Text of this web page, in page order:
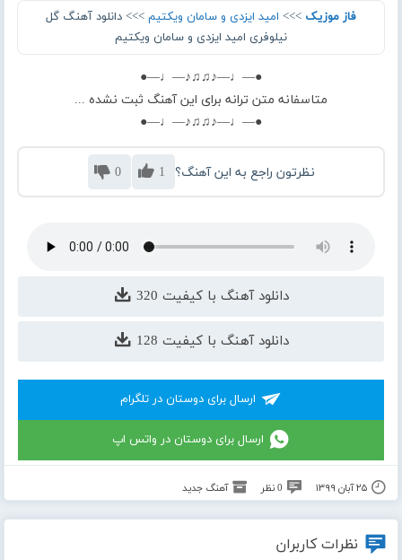
فاز موزیک >>> امید ایزدی و سامان ویکتیم >>> دانلود آهنگ گل
نیلوفری امید ایزدی و سامان ویکتیم
●—♩—♪♫♫♪—♩—●
متاسفانه متن ترانه برای این آهنگ ثبت نشده ...
●—♩—♪♫♫♪—♩—●
نظرتون راجع به این آهنگ؟ 1
0
دانلود آهنگ با کیفیت 320
دانلود آهنگ با کیفیت 128
ارسال برای دوستان در تلگرام
ارسال برای دوستان در واتس اپ
۲۵ آبان ۱۳۹۹ 0 نظر آهنگ جدید
نظرات کاربران